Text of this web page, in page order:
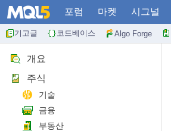
포럼 마켓 시그널
기고글 코드베이스 Algo Forge
개요
주식
기술
금융
부동산